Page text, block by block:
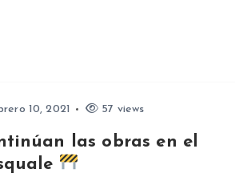
10, 2021 57 views
las obras en el